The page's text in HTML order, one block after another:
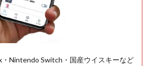
Nintendo Switch・国産ウイスキーなど